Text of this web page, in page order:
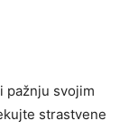
pažnju svojim
strastvene